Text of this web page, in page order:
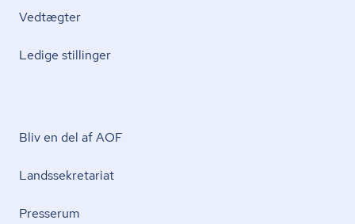
Vedtægter
Ledige stillinger
Bliv en del af AOF
Lands­se­kre­ta­ri­at
Presserum